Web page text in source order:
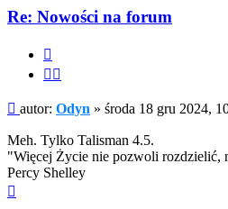
Re: Nowości na forum
Post
autor: Odyn » środa 18 gru 2024,
Meh. Tylko Talisman 4.5.
"Więcej Życie nie pozwoli rozdzielić,
Percy Shelley